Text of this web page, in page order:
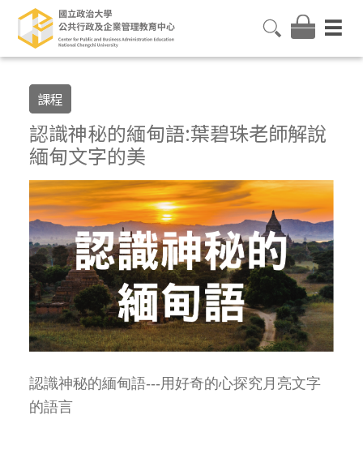
課程
認識神秘的緬甸語:葉碧珠老師解說
緬甸文字的美
認識神秘的緬甸語---用好奇的心探究月亮文字
的語言